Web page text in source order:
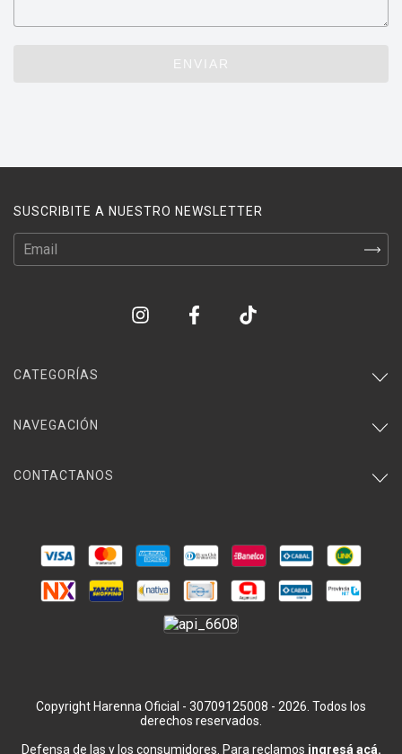
ENVIAR
SUSCRIBITE A NUESTRO NEWSLETTER
CATEGORÍAS
NAVEGACIÓN
CONTACTANOS
Copyright Harenna Oficial - 30709125008 - 2026. Todos los
derechos reservados.
Defensa de las y los consumidores. Para reclamos ingresá acá.